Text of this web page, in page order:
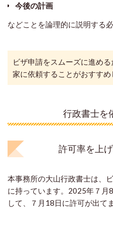
今後の計画
などことを論理的に説明する
ビザ申請をスムーズに進め
家に依頼することがおすすめ
行政書士を
許可率を上
本事務所の大山行政書士は、
に持っています。2025年７月
して、７月18日に許可が出て